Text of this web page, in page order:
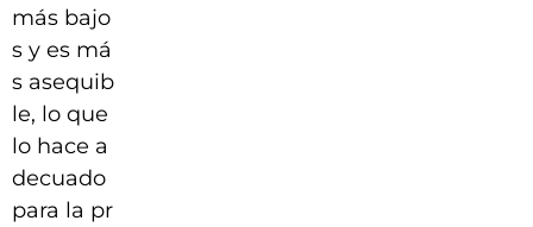
más bajo
s y es má
s asequib
le, lo que
lo hace a
decuado
para la pr